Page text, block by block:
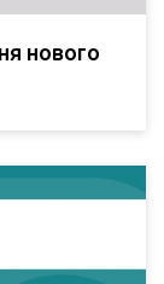
нового